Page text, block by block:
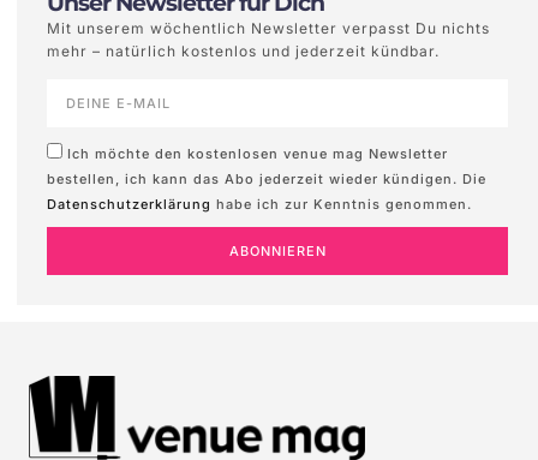
Mit unserem wöchentlich Newsletter verpasst Du nichts
mehr – natürlich kostenlos und jederzeit kündbar.
Ich möchte den kostenlosen venue mag Newsletter
bestellen, ich kann das Abo jederzeit wieder kündigen. Die
Datenschutzerklärung habe ich zur Kenntnis genommen.
ABONNIEREN